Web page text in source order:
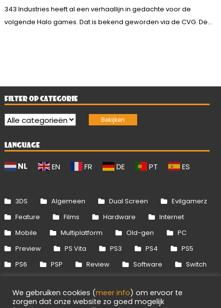
343 Industries heeft al een verhaallijn in gedachte voor de
volgende Halo games. Dat is bekend geworden via de CVG. De...
FILTER OP CATEGORIE
LANGUAGE
NL EN FR DE PT ES
3DS Algemeen Dual Screen
Evilgamerz
Feature
Films Hardware
Internet
Mobile
Multiplatform Old-gen
PC
Preview
PS Vita PS3 PS4
PS5
PS6
PSP Review Software
Switch
Xbox 360
Xbox One Xbox Series
We gebruiken cookies (meer info) om ervoor te
zorgen dat onze website zo goed mogelijk